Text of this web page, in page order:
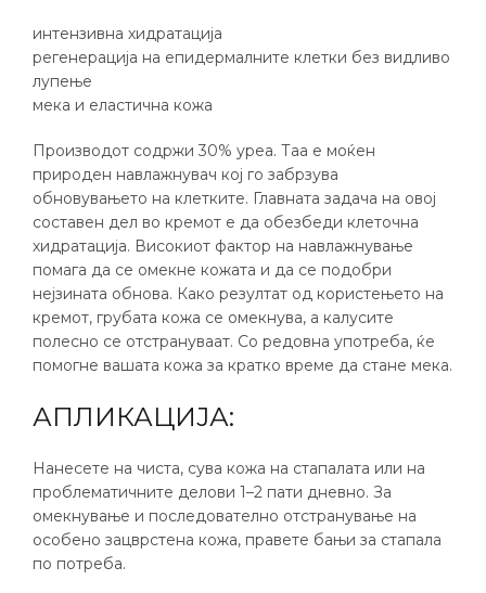
интензивна хидратација
регенерација на епидермалните клетки без видливо
лупење
мека и еластична кожа
Производот содржи 30% уреа. Таа е моќен
природен навлажнувач кој го забрзува
обновувањето на клетките. Главната задача на овој
составен дел во кремот е да обезбеди клеточна
хидратација. Високиот фактор на навлажнување
помага да се омекне кожата и да се подобри
нејзината обнова. Како резултат од користењето на
кремот, грубата кожа се омекнува, а калусите
полесно се отстрануваат. Со редовна употреба, ќе
помогне вашата кожа за кратко време да стане мека.
АПЛИКАЦИЈА:
Нанесете на чиста, сува кожа на стапалата или на
проблематичните делови 1–2 пати дневно. За
омекнување и последователно отстранување на
особено зацврстена кожа, правете бањи за стапала
по потреба.